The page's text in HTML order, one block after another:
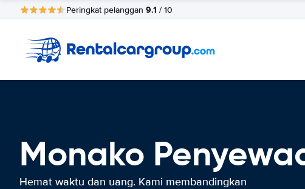
Peringkat pelanggan 9.1 / 10
Monako
Hemat waktu dan uang. Kami membandingkan